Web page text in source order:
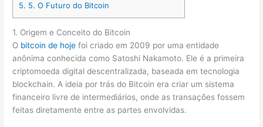
5. 5. O Futuro do Bitcoin
1. Origem e Conceito do Bitcoin
O bitcoin de hoje foi criado em 2009 por uma entidade
anônima conhecida como Satoshi Nakamoto. Ele é a primeira
criptomoeda digital descentralizada, baseada em tecnologia
blockchain. A ideia por trás do Bitcoin era criar um sistema
financeiro livre de intermediários, onde as transações fossem
feitas diretamente entre as partes envolvidas.